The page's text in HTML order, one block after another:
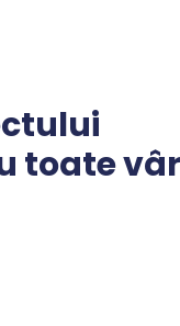
toate